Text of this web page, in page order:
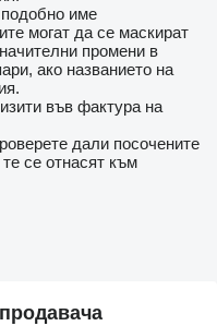
име
могат да се маскират
промени в
ако названието на
във фактура на
дали посочените
се отнасят към